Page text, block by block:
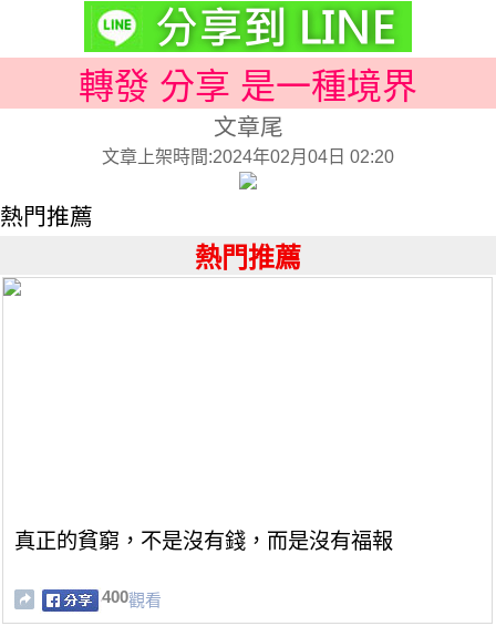
轉發 分享 是一種境界
文章尾
文章上架時間:2024年02月04日 02:20
熱門推薦
熱門推薦
真正的貧窮，不是沒有錢，而是沒有福報
400觀看